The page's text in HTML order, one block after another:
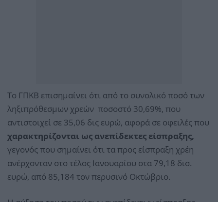
Το ΓΠΚΒ επισημαίνει ότι από το συνολικό ποσό των
ληξιπρόθεσμων χρεών ποσοστό 30,69%, που
αντιστοιχεί σε 35,06 δις ευρώ, αφορά σε οφειλές που
χαρακτηρίζονται ως ανεπίδεκτες είσπραξης,
γεγονός που σημαίνει ότι τα προς είσπραξη χρέη
ανέρχονταν στο τέλος Ιανουαρίου στα 79,18 δισ.
ευρώ, από 85,184 τον περυσινό Οκτώβριο.